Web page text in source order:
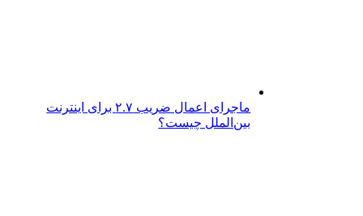
ماجرای اعمال ضریب ۲.۷ برای اینترنت
بین‌الملل چیست؟